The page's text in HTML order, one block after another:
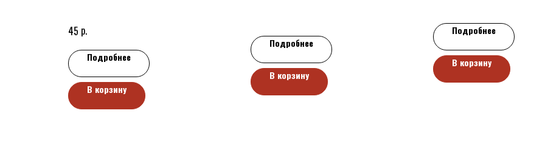
45 р.
Подробнее
В корзину
Подробнее
В корзину
Подробнее
В корзину